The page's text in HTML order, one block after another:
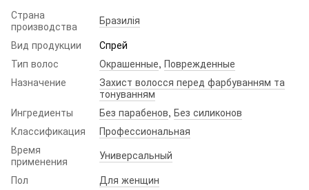
Страна
производства
Бразилія
Вид продукции
Спрей
Тип волос
Окрашенные, Поврежденные
Назначение
Захист волосся перед фарбуванням та
тонуванням
Ингредиенты
Без парабенов, Без силиконов
Классификация
Профессиональная
Время
применения
Универсальный
Пол
Для женщин